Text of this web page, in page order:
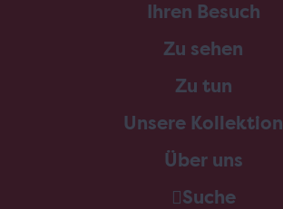
Ihren Besuch
Zu sehen
Zu tun
Unsere Kollektion
Über uns
Suche